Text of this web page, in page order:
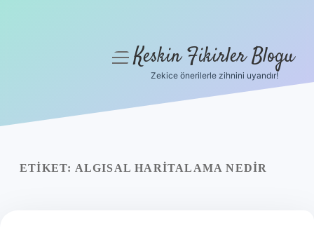
Yasal Uyarı
menüyüKeskin Fikirler Blogu
Zekice önerilerle zihnini uyandır!
ETIKET: ALGISAL HARITALAMA NEDIR